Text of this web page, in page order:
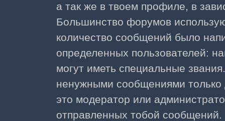
а так же в твоем профиле, в
Большинство форумов
количество сообщений было
определенных пользователей:
могут иметь специальные
ненужными сообщениями только
это модератор или
отправленных тобой сообщений.